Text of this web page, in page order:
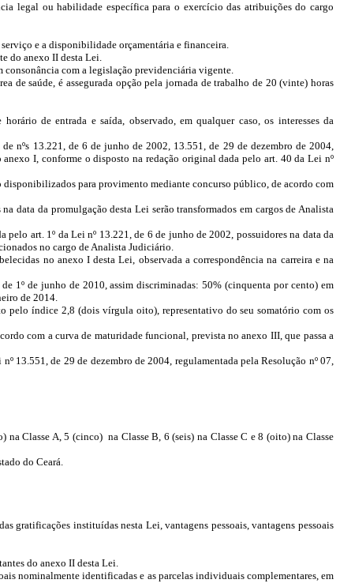
legal ou habilidade específica para o exercício das atribuições do cargo
e a disponibilidade orçamentária e financeira.
do anexo II desta Lei.
consonância com a legislação previdenciária vigente.
de saúde, é assegurada opção pela jornada de trabalho de 20 (vinte) horas
de entrada e saída, observado, em qualquer caso, os interesses da
nºs 13.221, de 6 de junho de 2002, 13.551, de 29 de dezembro de 2004,
I, conforme o disposto na redação original dada pelo art. 40 da Lei nº
disponibilizados para provimento mediante concurso público, de acordo com
data da promulgação desta Lei serão transformados em cargos de Analista
art. 1º da Lei nº 13.221, de 6 de junho de 2002, possuidores na data da
no cargo de Analista Judiciário.
no anexo I desta Lei, observada a correspondência na carreira e na
1º de junho de 2010, assim discriminadas: 50% (cinquenta por cento) em
de 2014.
pelo índice 2,8 (dois vírgula oito), representativo do seu somatório com os
com a curva de maturidade funcional, prevista no anexo III, que passa a
13.551, de 29 de dezembro de 2004, regulamentada pela Resolução nº 07,
na Classe A, 5 (cinco) na Classe B, 6 (seis) na Classe C e 8 (oito) na Classe
do Ceará.
gratificações instituídas nesta Lei, vantagens pessoais, vantagens pessoais
do anexo II desta Lei.
nominalmente identificadas e as parcelas individuais complementares, em